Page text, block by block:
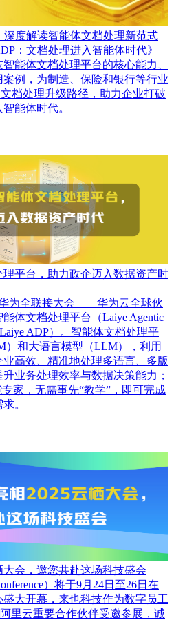
度解读智能体文档处理新范式
：文档处理进入智能体时代》
能体文档处理平台的核心能力、
例，为制造、保险和银行等行业
档处理升级路径，助力企业打破
能体时代。
平台，助力政企迈入数据资产时
为全联接大会——华为云全球伙
体文档处理平台（Laiye Agentic
ADP）。智能体文档处理平
）和大语言模型（LLM），利用
高效、精准地处理多语言、多版
业务处理效率与数据决策能力；
家，无需事先“教学”，即可完成
。
会，邀您共赴这场科技盛会
）将于9月24日至26日在
大开幕，来也科技作为数字员工
里云重要合作伙伴受邀参展，诚